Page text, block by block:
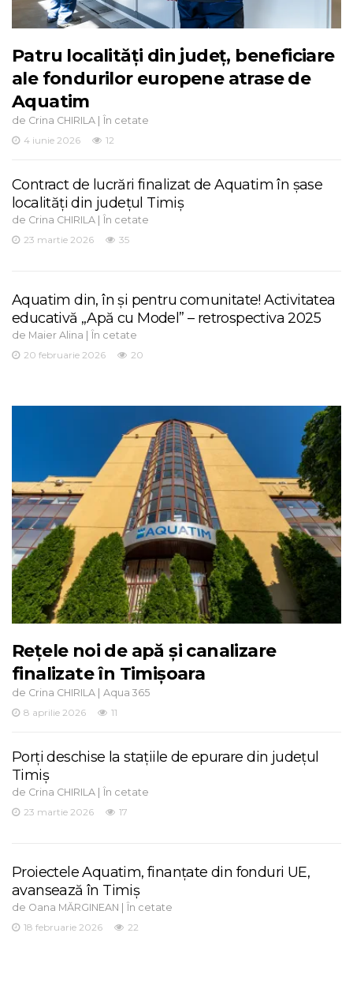
Patru localități din județ, beneficiare
ale fondurilor europene atrase de
Aquatim
de Crina CHIRILA | În cetate
4 iunie 2026
12
Contract de lucrări finalizat de Aquatim în șase
localități din județul Timiș
de Crina CHIRILA | În cetate
23 martie 2026
35
Aquatim din, în și pentru comunitate! Activitatea
educativă „Apă cu Model” – retrospectiva 2025
de Maier Alina | În cetate
20 februarie 2026
20
Rețele noi de apă și canalizare
finalizate în Timișoara
de Crina CHIRILA | Aqua 365
8 aprilie 2026
11
Porți deschise la stațiile de epurare din județul
Timiș
de Crina CHIRILA | În cetate
23 martie 2026
17
Proiectele Aquatim, finanțate din fonduri UE,
avansează în Timiș
de Oana MĂRGINEAN | În cetate
18 februarie 2026
22